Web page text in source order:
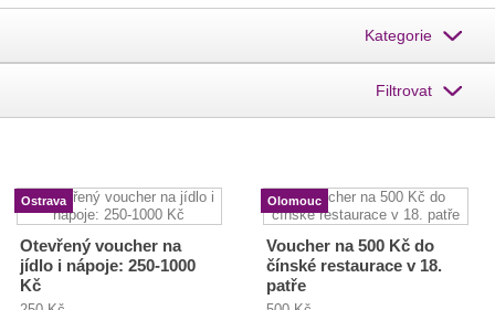
Kategorie
Filtrovat
Ostrava
Otevřený voucher na
jídlo i nápoje: 250-1000
Kč
Olomouc
Voucher na 500 Kč do
čínské restaurace v 18.
patře